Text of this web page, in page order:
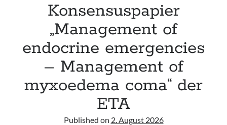
Konsensuspapier
„Management of
endocrine emergencies
– Management of
myxoedema coma“ der
ETA
Published on 2. August 2026